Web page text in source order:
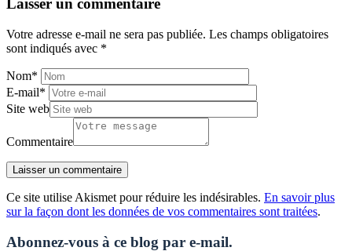
Laisser un commentaire
Votre adresse e-mail ne sera pas publiée. Les champs obligatoires
sont indiqués avec *
Nom*
E-mail*
Site web
Commentaire
Ce site utilise Akismet pour réduire les indésirables. En savoir plus
sur la façon dont les données de vos commentaires sont traitées.
Abonnez-vous à ce blog par e-mail.